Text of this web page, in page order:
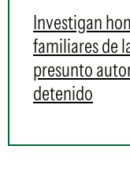
Investigan
familiares de
presunto
detenido